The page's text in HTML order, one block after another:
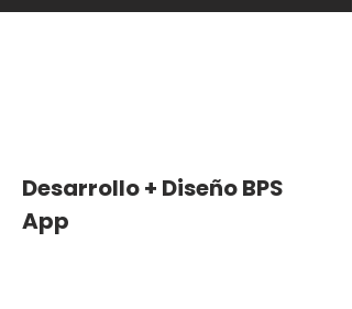
Desarrollo + Diseño BPS
App